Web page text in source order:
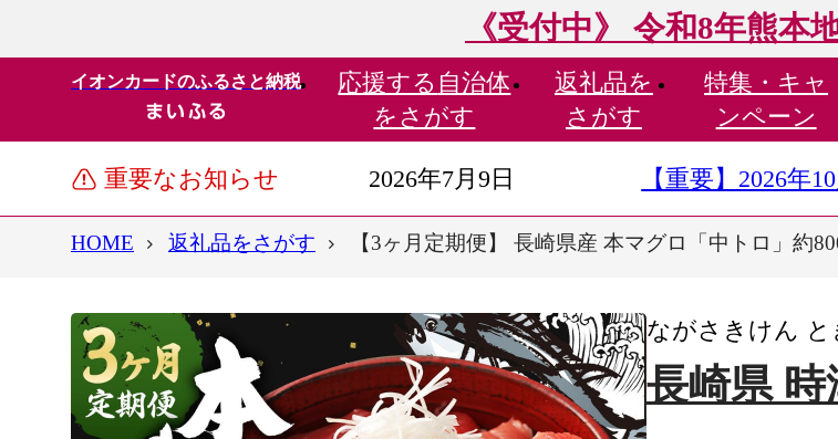
《受付中》 令和8年熊本
イオンカードのふるさと納税 応援する 自治体
をさがす
返礼品を
さがす
特集・ キャ
ンペーン
重要なお知らせ 2026年7月9日 【重要】2026年
HOME 返礼品をさがす 【3ヶ月定期便】 長崎県産 本マグロ「中トロ」約
ながさきけん と
長崎県 時